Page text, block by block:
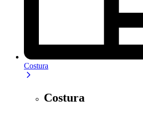
Costura
Costura